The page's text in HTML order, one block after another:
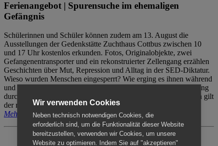
Ferienangebot | Spurensuche im ehemaligen
Gefängnis
Schülerinnen und Schüler können zudem am 13. August die
Ausstellungen der Gedenkstätte Zuchthaus Cottbus zwischen 10
und 17 Uhr kostenlos erkunden. Fotos, Originalobjekte, zwei
Gefangenentransporter und ein rekonstruierter Zellengang erzählen
Geschichten über Mut, Repression und Alltag in der SED-Diktatur.
Wieso wurden Menschen eingesperrt? Wie erging es ihnen während
und nach der Haft? Der Besuch erfolgt individuell ohne Betreuung
durch das Menschenrechtszentrum Cottbus. Für Begleitpersonen gilt
der reguläre Eintritt (8€ / ermäßigt 5€).
Mehr erfahren
Wir verwenden Cookies
Neben technisch notwendigen Cookies, die
erforderlich sind, um die Funktionalität dieser Website
bereitzustellen, verwenden wir Cookies, um unsere
Website zu optimieren. Indem Sie auf "akzeptieren"